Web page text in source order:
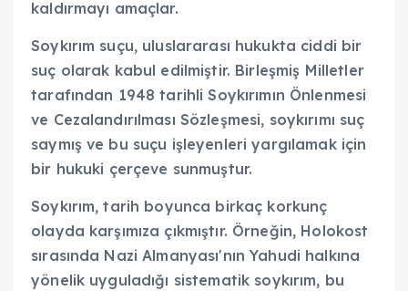
kaldırmayı amaçlar.
Soykırım suçu, uluslararası hukukta ciddi bir
suç olarak kabul edilmiştir. Birleşmiş Milletler
tarafından 1948 tarihli Soykırımın Önlenmesi
ve Cezalandırılması Sözleşmesi, soykırımı suç
saymış ve bu suçu işleyenleri yargılamak için
bir hukuki çerçeve sunmuştur.
Soykırım, tarih boyunca birkaç korkunç
olayda karşımıza çıkmıştır. Örneğin, Holokost
sırasında Nazi Almanyası'nın Yahudi halkına
yönelik uyguladığı sistematik soykırım, bu